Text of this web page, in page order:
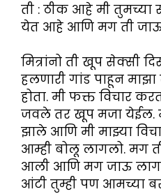
ती : ठीक आहे मी तुमच्या
येत आहे आणि मग ती
मित्रांनो ती खूप सेक्सी
हलणारी गांड पाहून
होता. मी फक्त विचार
जवले तर खूप मजा
झाले आणि मी माझ्या
आम्ही बोलू लागलो. मग
आली आणि मग जाऊ
आंटी तुम्ही पण आमच्या